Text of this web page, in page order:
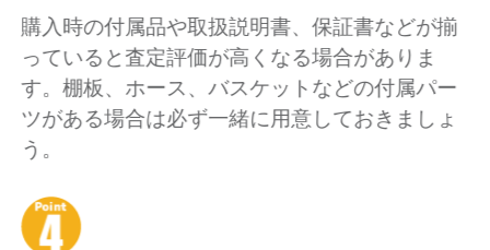
購入時の付属品や取扱説明書、保証書などが揃
っていると査定評価が高くなる場合がありま
す。棚板、ホース、バスケットなどの付属パー
ツがある場合は必ず一緒に用意しておきましょ
う。